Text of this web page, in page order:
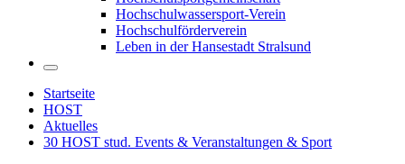
Hochschulwassersport-Verein
Hochschulförderverein
Leben in der Hansestadt Stralsund
Startseite
HOST
Aktuelles
30 HOST stud. Events & Veranstaltungen & Sport